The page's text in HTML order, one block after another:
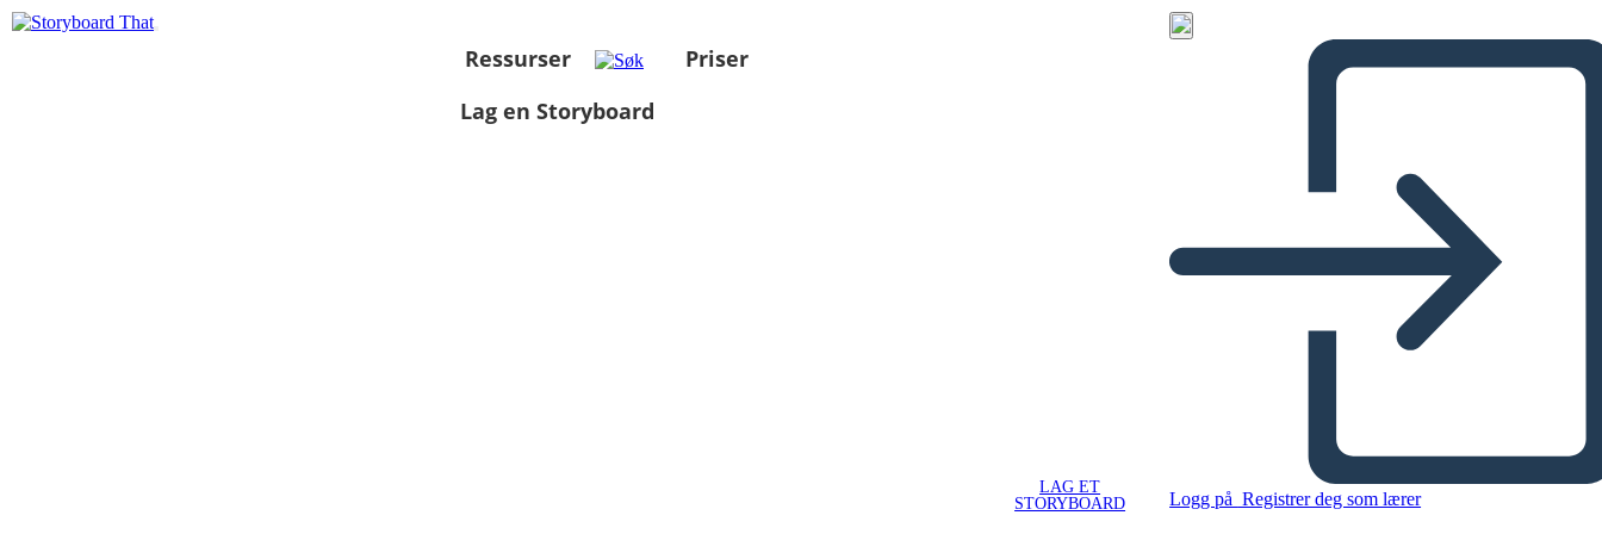
Ressurser
Priser
Lag en Storyboard
LAG ET
STORYBOARD
Logg på Registrer deg som lærer